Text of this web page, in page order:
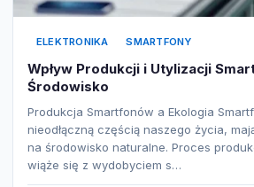
ELEKTRONIKA SMARTFONY
Wpływ Produkcji i Utylizacji
Środowisko
Produkcja Smartfonów a Ekologia
nieodłączną częścią naszego życia,
na środowisko naturalne. Proces
wiąże się z wydobyciem s…